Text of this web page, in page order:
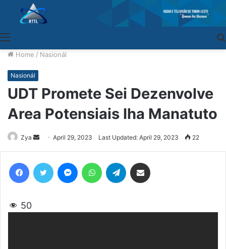
Home / Nasionál
Nasionál
UDT Promete Sei Dezenvolve
Area Potensiais Iha Manatuto
Zya
Send
an
email
April 29, 2023 Last Updated: April 29, 2023 22
50